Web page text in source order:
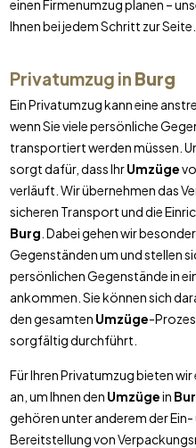
einen Firmenumzug planen –
Ihnen bei jedem Schritt zur Seite.
Privatumzug in Burg
Ein Privatumzug kann eine
wenn Sie viele persönliche
transportiert werden müssen.
sorgt dafür, dass IhrUmzüge
verläuft. Wir übernehmen das
sicheren Transport und die
Burg . Dabei gehen wir
Gegenständen um und stellen
persönlichen Gegenstände in
ankommen. Sie können sich
den gesamten Umzüge-
sorgfältig durchführt.
Für Ihren Privatumzug bieten
an, um Ihnen den Umzügein
gehören unter anderem der
Bereitstellung von